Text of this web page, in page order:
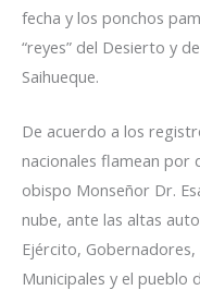
fecha y los ponchos
“reyes” del Desierto y
Saihueque.
De acuerdo a los
nacionales flamean por
obispo Monseñor Dr.
nube, ante las altas
Ejército,
Municipales y el pueblo